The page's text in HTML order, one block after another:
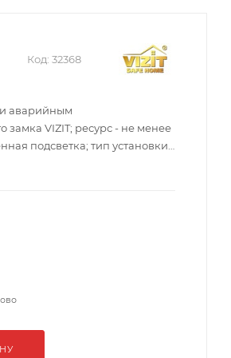
Код: 32368
аварийным
замка VIZIT; ресурс - не менее
подсветка; тип установки:
тип контактов НЗ/НР;